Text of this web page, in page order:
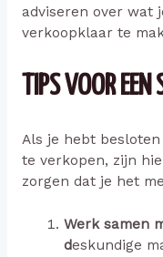
adviseren over wat
verkoopklaar te
TIPS VOOR EEN
Als je hebt
te verkopen, zijn
zorgen dat je het
Werk samen
deskundige